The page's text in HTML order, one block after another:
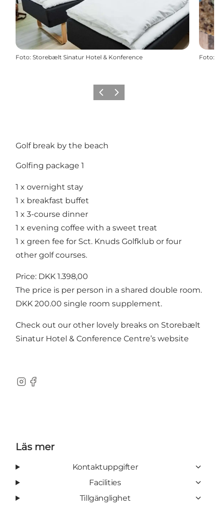
Foto: Storebælt Sinatur Hotel & Konference Foto:
Föregående
Nästa
Golf break by the beach
Golfing package 1
1 x overnight stay
1 x breakfast buffet
1 x 3-course dinner
1 x evening coffee with a sweet treat
1 x green fee for Sct. Knuds Golfklub or four
other golf courses.
Price: DKK 1.398,00
The price is per person in a shared double room.
DKK 200.00 single room supplement.
Check out our other lovely breaks on Storebælt
Sinatur Hotel & Conference Centre’s website
Instagram
Facebook
Läs mer
Kontaktuppgifter
Facilities
Tillgänglighet